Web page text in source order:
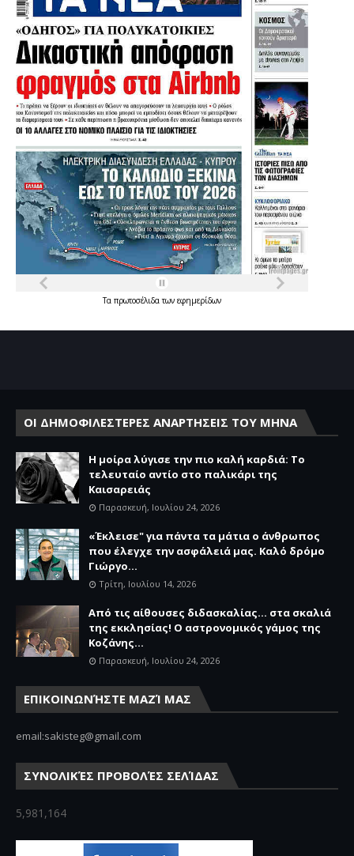
Τα πρωτοσέλιδατων εφημερίδων
ΟΙ ΔΗΜΟΦΙΛΕΣΤΕΡΕΣ ΑΝΑΡΤΗΣΕΙΣ ΤΟΥ ΜΗΝΑ
Η μοίρα λύγισε την πιο καλή καρδιά: Το
τελευταίο αντίο στο παλικάρι της
Καισαρειάς
Παρασκευή, Ιουλίου 24, 2026
«Έκλεισε" για πάντα τα μάτια ο άνθρωπος
που έλεγχε την ασφάλειά μας. Καλό δρόμο
Γιώργο...
Τρίτη, Ιουλίου 14, 2026
Από τις αίθουσες διδασκαλίας… στα σκαλιά
της εκκλησίας! Ο αστρονομικός γάμος της
Κοζάνης...
Παρασκευή, Ιουλίου 24, 2026
ΕΠΙΚΟΙΝΩΝΉΣΤΕ ΜΑΖΊ ΜΑΣ
email:sakisteg@gmail.com
ΣΥΝΟΛΙΚΈΣ ΠΡΟΒΟΛΈΣ ΣΕΛΊΔΑΣ
5,981,164